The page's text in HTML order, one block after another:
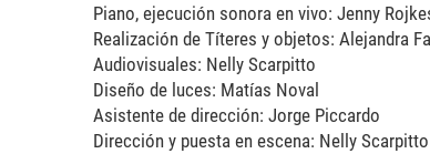
Piano, ejecución sonora en vivo: Jenny
Realización de Títeres y objetos: Alejandra
Audiovisuales: Nelly Scarpitto
Diseño de luces: Matías Noval
Asistente de dirección: Jorge Piccardo
Dirección y puesta en escena: Nelly Scarpitto